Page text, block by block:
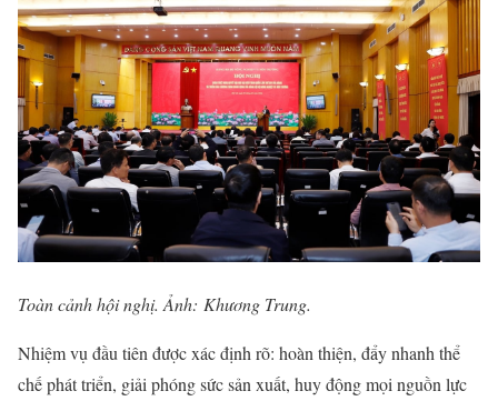
Toàn cảnh hội nghị. Ảnh: Khương Trung.
Nhiệm vụ đầu tiên được xác định rõ: hoàn thiện, đẩy nhanh thể
chế phát triển, giải phóng sức sản xuất, huy động mọi nguồn lực